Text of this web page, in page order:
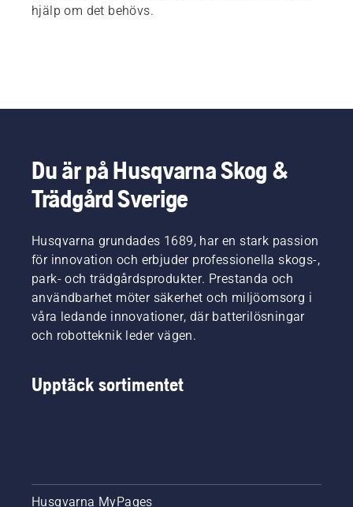
hjälp om det behövs.
Du är på Husqvarna Skog &
Trädgård Sverige
Husqvarna grundades 1689, har en stark passion
för innovation och erbjuder professionella skogs-,
park- och trädgårdsprodukter. Prestanda och
användbarhet möter säkerhet och miljöomsorg i
våra ledande innovationer, där batterilösningar
och robotteknik leder vägen.
Upptäck sortimentet
Husqvarna MyPages